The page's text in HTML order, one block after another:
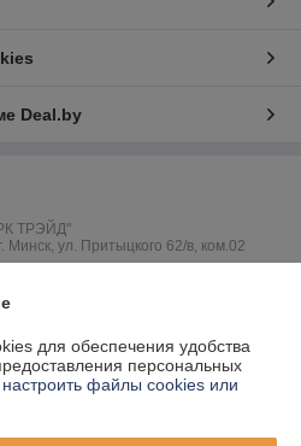
Deal.by
ТРЭЙД"
Минск, ул. Притыцкого 62/в, ком.02
Фрунзенского района г.
для обеспечения удобства
персональных
файлы cookies или